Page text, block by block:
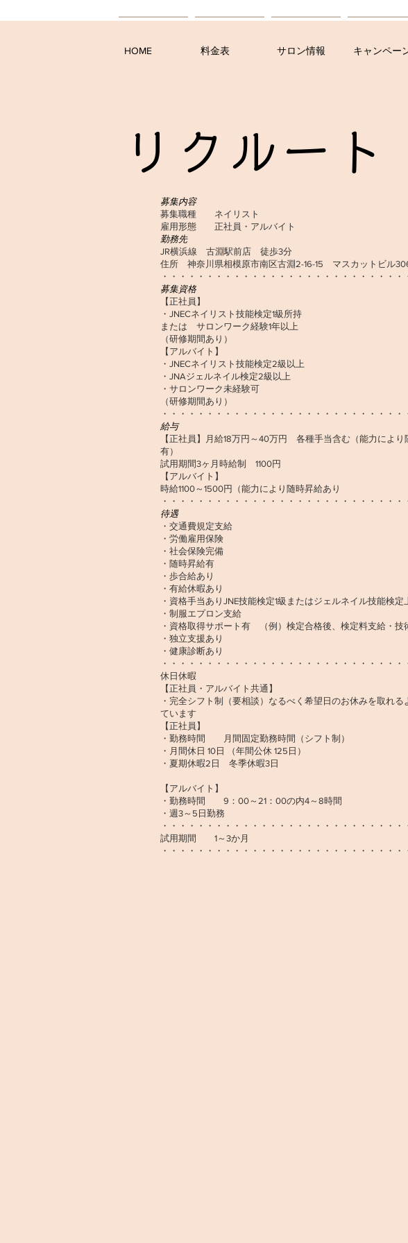
HOME 料金表 サロン情報 キャンペー
リクルート
募集内容
募集職種 ネイリスト
雇用形態 正社員・アルバイト
勤務先
JR横浜線 古淵駅前店 徒歩3分
住所 神奈川県相模原市南区古淵2-16-15 マスカットビル
・・・・・・・・・・・・・・・・・・・・・・・・・・・
募集資格
【正社員】
・JNECネイリスト技能検定1級所持
または サロンワーク経験1年以上
（研修期間あり）
【アルバイト】
・JNECネイリスト技能検定2級以上
・JNAジェルネイル検定2級以上
・サロンワーク未経験可
（研修期間あり）
・・・・・・・・・・・・・・・・・・・・・・・・・・・
給与
【正社員】月給18万円～40万円 各種手当含む（能力により
有）
試用期間3ヶ月時給制 1100円
【アルバイト】
時給1100～1500円（能力により随時昇給あり
・・・・・・・・・・・・・・・・・・・・・・・・・・・
待遇
・交通費規定支給
・労働雇用保険
・社会保険完備
・随時昇給有
・歩合給あり
・有給休暇あり
・資格手当ありJNE技能検定1級またはジェルネイル技能検定
・制服エプロン支給
・資格取得サポート有 （例）検定合格後、検定料支給・技
・独立支援あり
・健康診断あり
・・・・・・・・・・・・・・・・・・・・・・・・・・・
休日休暇
【正社員・アルバイト共通】
・完全シフト制（要相談）なるべく希望日のお休みを取れる
ています
【正社員】
・勤務時間 月間固定勤務時間（シフト制）
・月間休日 10日 （年間公休 125日）
・夏期休暇2日 冬季休暇3日
【アルバイト】
・勤務時間 9：00～21：00の内4～8時間
・週3～5日勤務
・・・・・・・・・・・・・・・・・・・・・・・・・・・
試用期間 1～3か月
・・・・・・・・・・・・・・・・・・・・・・・・・・・